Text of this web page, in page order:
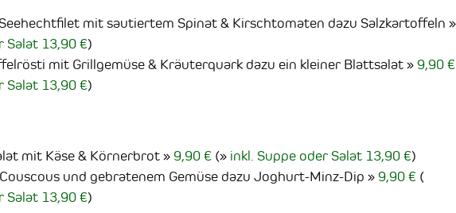
mit sautiertem Spinat & Kirschtomaten dazu Salzkartoffeln
Salat 13,90 €)
mit Grillgemüse & Kräuterquark dazu ein kleiner Blattsalat
9,90 €
Salat 13,90 €)
mit Käse & Körnerbrot 9,90 € ( inkl. Suppe oder Salat 13,90 €)
und gebratenem Gemüse dazu Joghurt-Minz-Dip
9,90 € (
Salat 13,90 €)